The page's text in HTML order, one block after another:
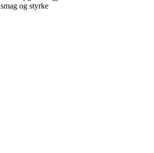
smag og styrke